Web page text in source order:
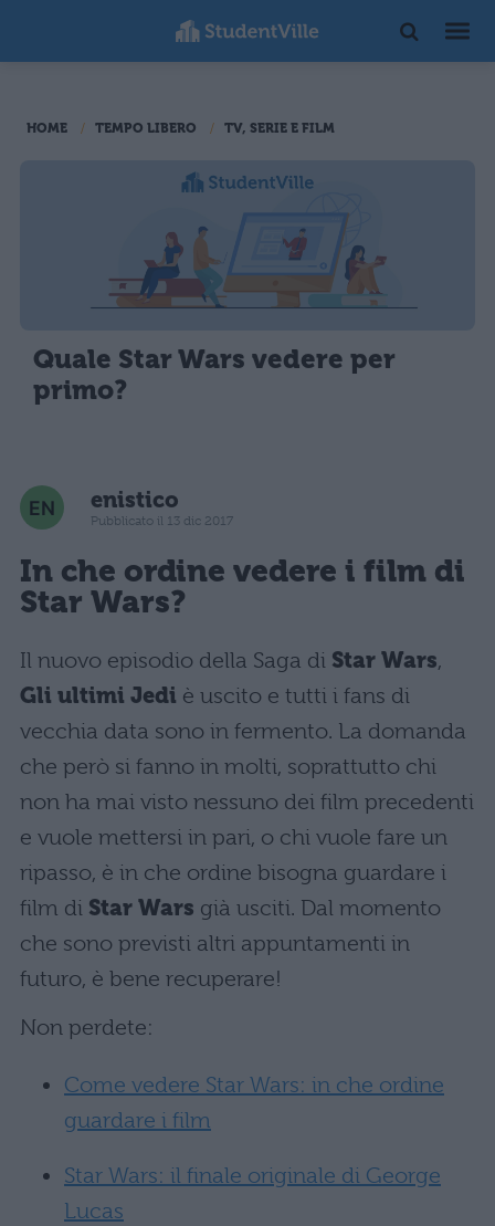
HOME TEMPO LIBERO TV, SERIE E FILM
Quale Star Wars vedere per
primo?
enistico
Pubblicato il 13 dic 2017
In che ordine vedere i film di
Star Wars?
Il nuovo episodio della Saga di Star Wars,
Gli ultimi Jedi è uscito e tutti i fans di
vecchia data sono in fermento. La domanda
che però si fanno in molti, soprattutto chi
non ha mai visto nessuno dei film precedenti
e vuole mettersi in pari, o chi vuole fare un
ripasso, è in che ordine bisogna guardare i
film di Star Wars già usciti. Dal momento
che sono previsti altri appuntamenti in
futuro, è bene recuperare!
Non perdete:
Come vedere Star Wars: in che ordine
guardare i film
Star Wars: il finale originale di George
Lucas